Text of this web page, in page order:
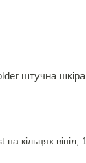
штучна шкіра